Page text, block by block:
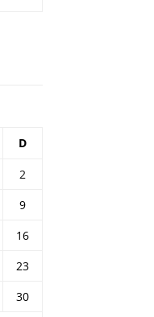
D
2
9
16
23
30